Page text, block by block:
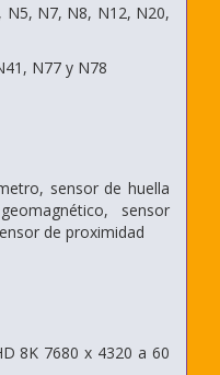
N5, N7, N8, N12, N20,
N77 y N78
sensor de huella
sensor
de proximidad
8K 7680 x 4320 a 60